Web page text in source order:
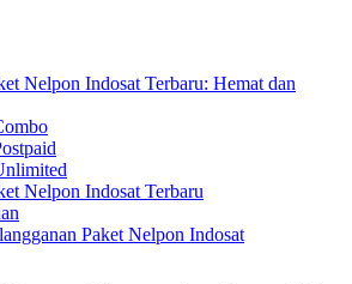
Nelpon Indosat Terbaru: Hemat dan
Nelpon Indosat Terbaru
Paket Nelpon Indosat